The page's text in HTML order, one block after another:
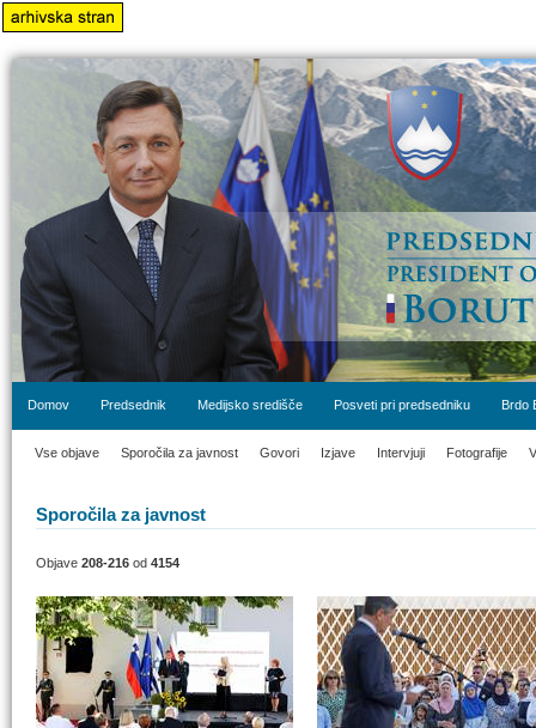
Domov Predsednik Medijsko središče Posveti pri predsedniku Brdo
Vse objave Sporočila za javnost Govori Izjave Intervjuji Fotografije
Sporočila za javnost
Objave 208-216 od 4154